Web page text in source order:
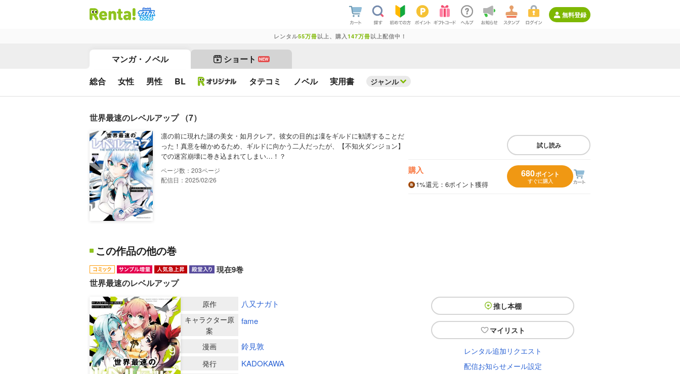
無料登録
レンタル55万冊以上、購入 147万冊以上配信中！
マンガ・ノベル ショート NEW
総合 女性 男性 BL タテコミ ノベル 実用書 ジャンル
世界最速のレベルアップ （7）
凛の前に現れた謎の美女・如月クレア。彼女の目的は凜をギルドに勧誘することだ
った！真意を確かめるため、ギルドに向かう二人だったが、【不知火ダンジョン】
での迷宮崩壊に巻き込まれてしまい…！？
203
配信日：2025/02/26
試し読み
購入
1%還元 ：6ポイント獲得
680ポイント
すぐに購入
この作品の他の巻
現在9巻
世界最速のレベルアップ
推し本棚
マイリスト
レンタル追加リクエスト
配信お知らせメール設定
原作 八又ナガト
キャラクター原
案
fame
漫画 鈴見敦
発行 KADOKAWA